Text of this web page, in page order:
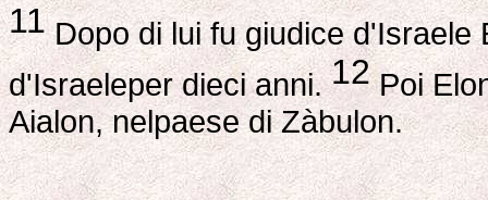
11Dopo di lui fu giudice d'Israele
d'Israeleper dieci anni.12Poi
Aialon, nelpaese di Zàbulon.